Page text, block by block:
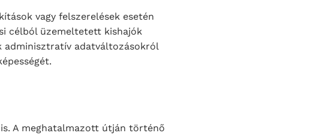
vagy felszerelések esetén
célból üzemeltetett kishajók
adminisztratív adatváltozásokról
A meghatalmazott útján történő